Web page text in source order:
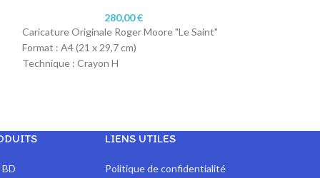
280,00€
Caricature Originale Roger Moore "Le Saint"
Format : A4 (21 x 29,7 cm)
Technique : Crayon H
LIENS UTILES
Politique de confidentialité